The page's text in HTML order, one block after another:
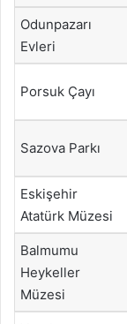
Odunpazarı
Evleri
Porsuk Çayı
Sazova Parkı
Eskişehir
Atatürk Müzesi
Balmumu
Heykeller
Müzesi